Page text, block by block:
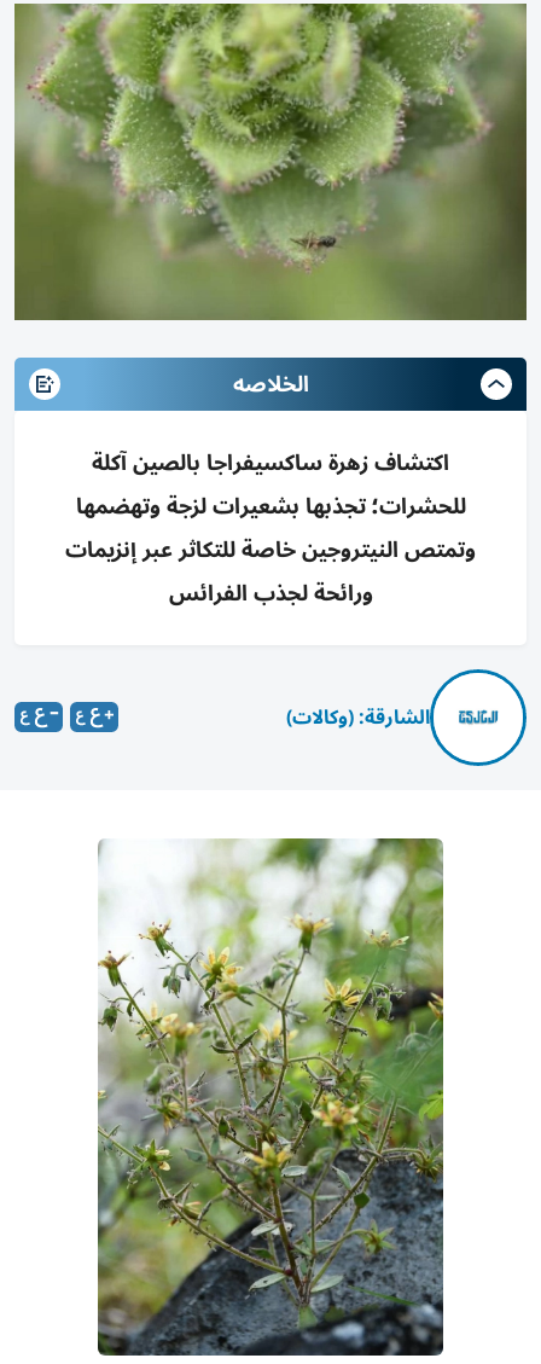
الخلاصه
اكتشاف زهرة ساكسيفراجا بالصين آكلة
للحشرات؛ تجذبها بشعيرات لزجة وتهضمها
وتمتص النيتروجين خاصة للتكاثر عبر إنزيمات
ورائحة لجذب الفرائس
الشارقة: (وكالات)